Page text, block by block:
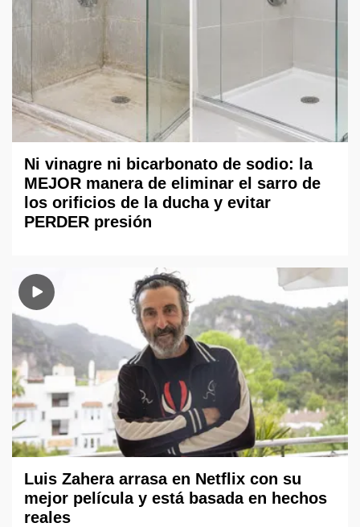
Ni vinagre ni bicarbonato de sodio: la
MEJOR manera de eliminar el sarro de
los orificios de la ducha y evitar
PERDER presión
Luis Zahera arrasa en Netflix con su
mejor película y está basada en hechos
reales